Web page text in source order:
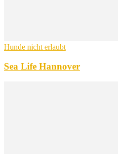
Hunde nicht erlaubt
Sea Life Hannover